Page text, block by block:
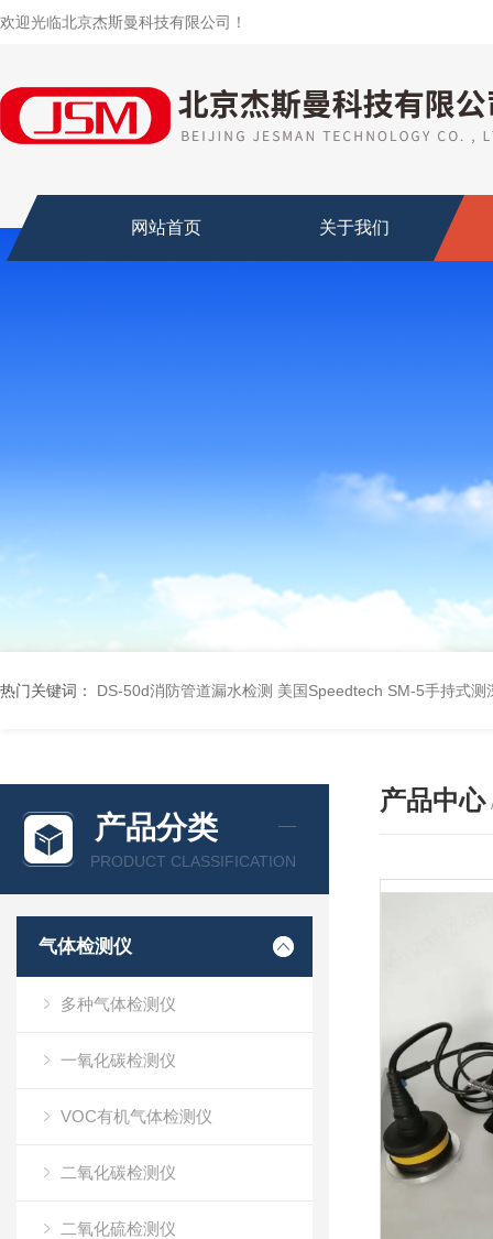
欢迎光临北京杰斯曼科技有限公司！
网站首页 关于我们
热门关键词： DS-50d消防管道漏水检测 美国Speedtech SM-5手持式测
产品分类
PRODUCT CLASSIFICATION
气体检测仪
多种气体检测仪
一氧化碳检测仪
VOC有机气体检测仪
二氧化碳检测仪
二氧化硫检测仪
产品中心